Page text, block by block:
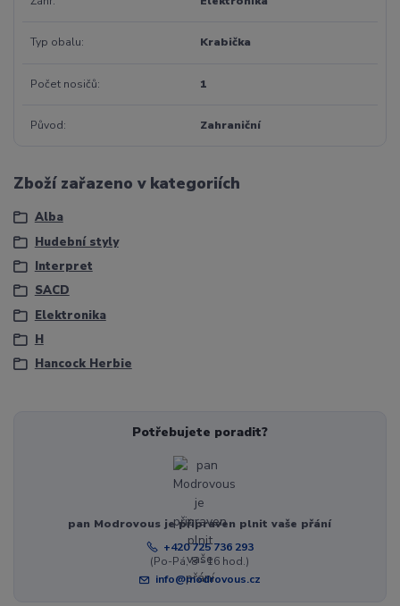
Typ obalu Krabička
Počet nosičů 1
Původ Zahraniční
Zboží zařazeno v kategoriích
Alba
Hudební styly
Interpret
SACD
Elektronika
H
Hancock Herbie
Potřebujete poradit?
pan Modrovous je připraven plnit vaše přání
+420 725 736 293
(Po-Pá, 8 - 16 hod.)
info@modrovous.cz